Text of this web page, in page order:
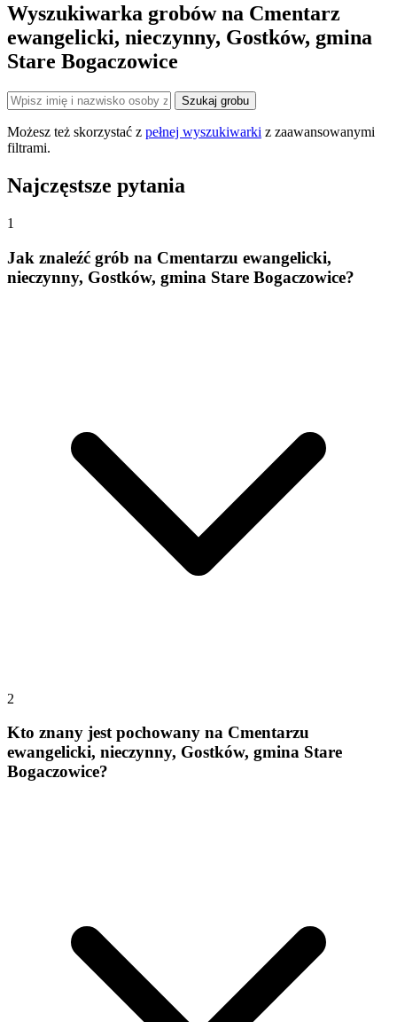
Wyszukiwarka grobów na Cmentarz
ewangelicki, nieczynny, Gostków, gmina
Stare Bogaczowice
Szukaj grobu
Możesz też skorzystać z pełnej wyszukiwarki z zaawansowanymi
filtrami.
Najczęstsze pytania
1
Jak znaleźć grób na Cmentarzu ewangelicki,
nieczynny, Gostków, gmina Stare Bogaczowice?
2
Kto znany jest pochowany na Cmentarzu
ewangelicki, nieczynny, Gostków, gmina Stare
Bogaczowice?